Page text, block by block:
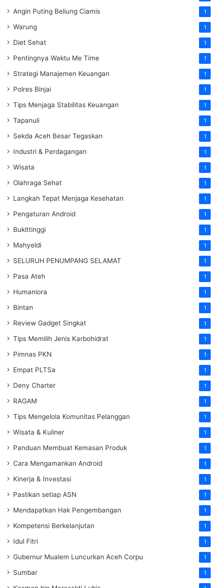
Angin Puting Beliung Ciamis 1
Warung 1
Diet Sehat 1
Pentingnya Waktu Me Time 1
Strategi Manajemen Keuangan 1
Polres Binjai 1
Tips Menjaga Stabilitas Keuangan 1
Tapanuli 1
Sekda Aceh Besar Tegaskan 1
Industri & Perdagangan 1
Wisata 1
Olahraga Sehat 1
Langkah Tepat Menjaga Kesehatan 1
Pengaturan Android 1
Bukittinggi 1
Mahyeldi 1
SELURUH PENUMPANG SELAMAT 1
Pasa Ateh 1
Humaniora 1
Bintan 1
Review Gadget Singkat 1
Tips Memilih Jenis Karbohidrat 1
Pimnas PKN 1
Empat PLTSa 1
Deny Charter 1
RAGAM 1
Tips Mengelola Komunitas Pelanggan 1
Wisata & Kuliner 1
Panduan Membuat Kemasan Produk 1
Cara Mengamankan Android 1
Kinerja & Investasi 1
Pastikan setiap ASN 1
Mendapatkan Hak Pengembangan 1
Kompetensi Berkelanjutan 1
Idul Fitri 1
Gubernur Mualem Luncurkan Aceh Corpu 1
Sumbar 1